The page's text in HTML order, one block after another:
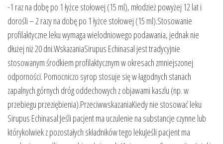
-1 raz na dobę po 1 łyżce stołowej (15 ml), młodzież powyżej 12 lat i
dorośli – 2 razy na dobę po 1 łyżce stołowej (15 ml).Stosowanie
profilaktyczne leku wymaga wielodniowego podawania, jednak nie
dłużej niż 20 dni.WskazaniaSirupus Echinasal jest tradycyjnie
stosowanym środkiem profilaktycznym w okresach zmniejszonej
odporności. Pomocniczo syrop stosuje się w łagodnych stanach
zapalnych górnych dróg oddechowych z objawami kaszlu (np. w
przebiegu przeziębienia).PrzeciwwskazaniaKiedy nie stosować leku
Sirupus Echinasal:Jeśli pacjent ma uczulenie na substancje czynne lub
którykolwiek z pozostałych składników tego lekuJeśli pacjent ma